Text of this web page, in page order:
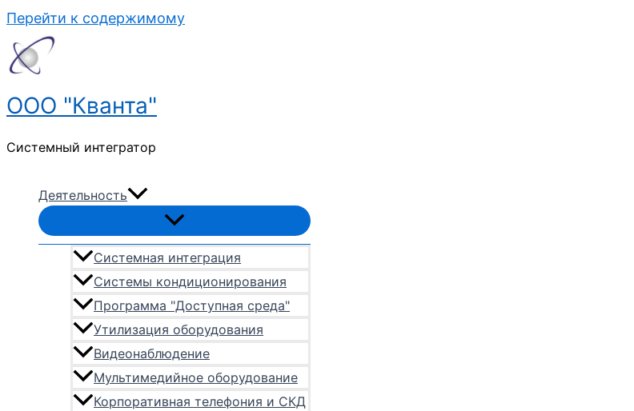
Перейти к содержимому
ООО "Кванта"
Системный интегратор
Деятельность
Системная интеграция
Системы кондиционирования
Программа "Доступная среда"
Утилизация оборудования
Видеонаблюдение
Мультимедийное оборудование
Корпоративная телефония и СКД